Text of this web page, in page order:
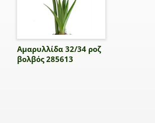
Αμαρυλλίδα 32/34 ροζ
βολβός 285613